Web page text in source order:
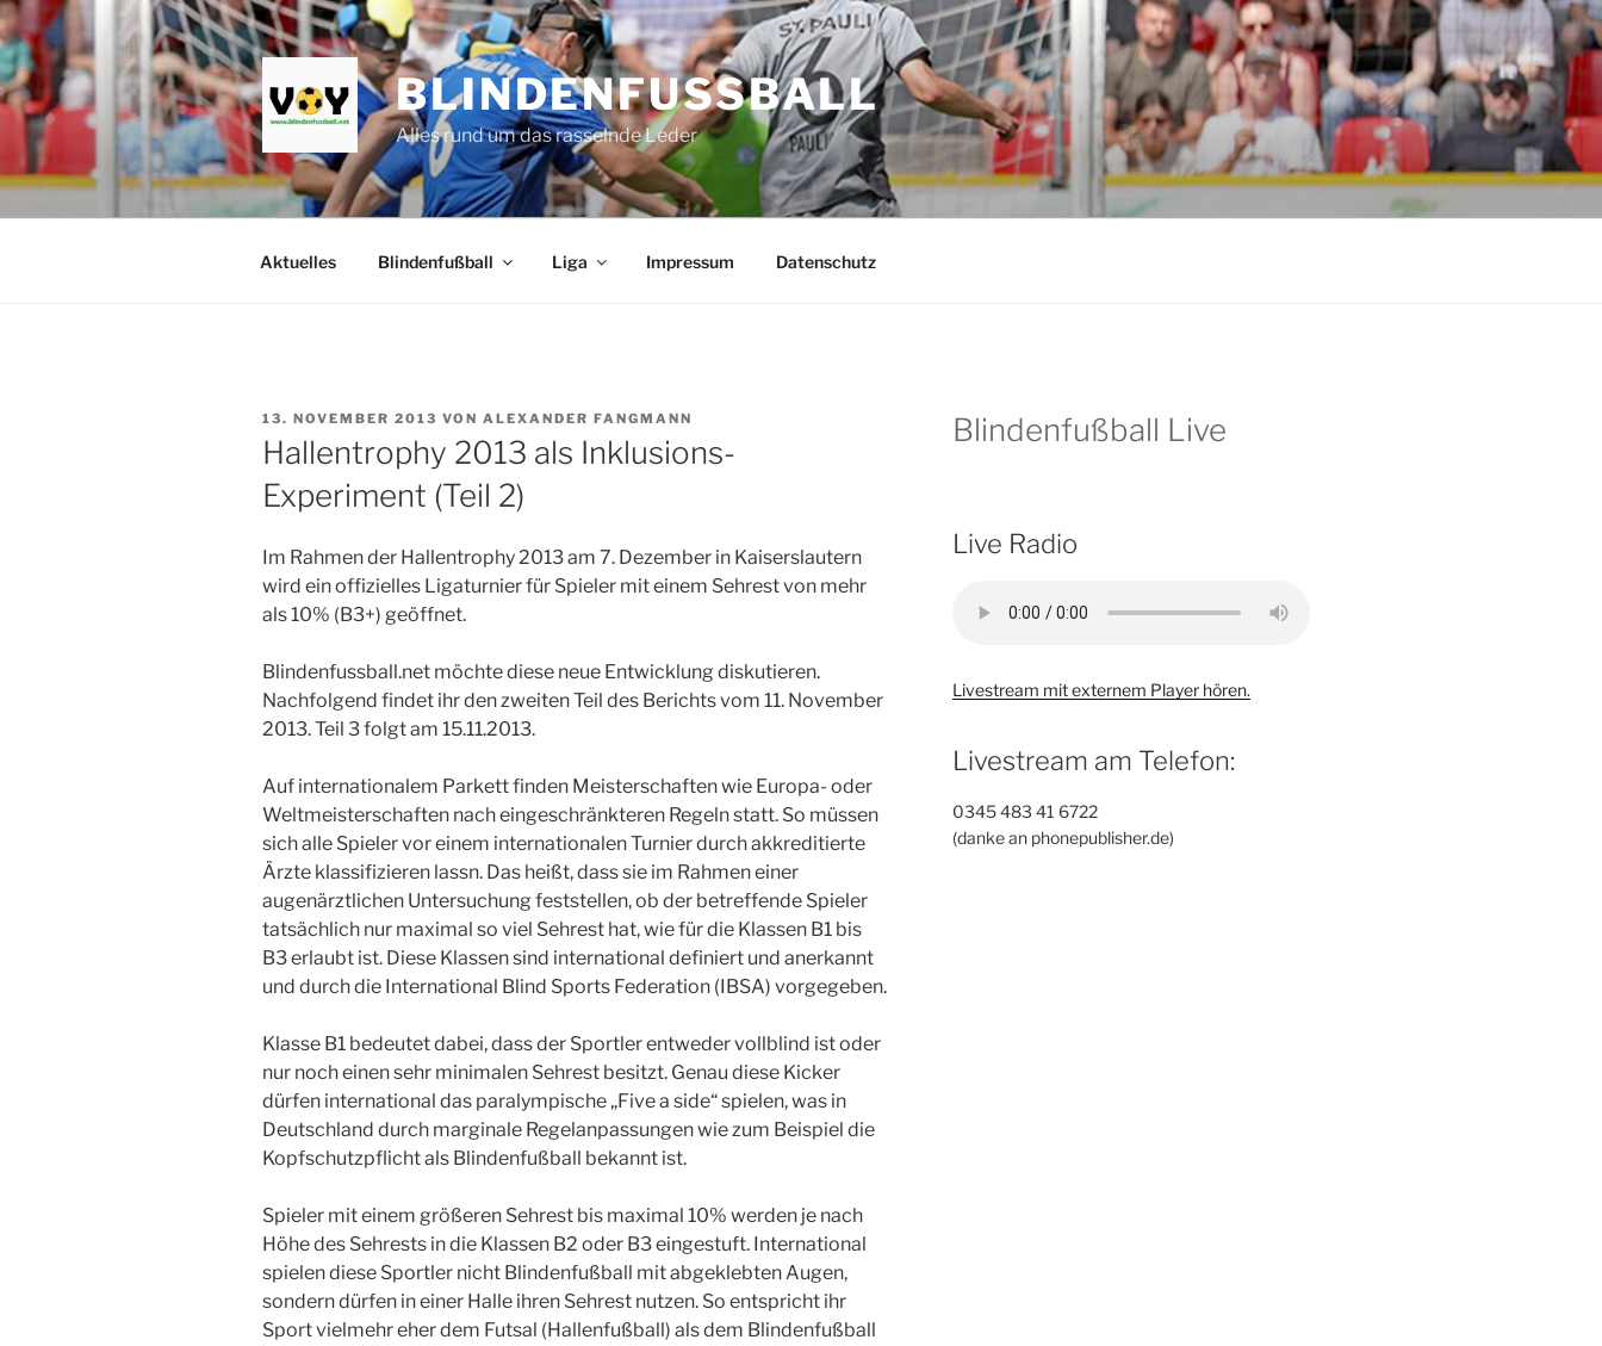
Zum
Inhalt
springen
BLINDENFUSSBALL
Alles rund um das rasselnde Leder
Aktuelles Blindenfußball Liga Impressum Datenschutz
VERÖFFENTLICHT
AM
13. NOVEMBER 2013 VON ALEXANDER FANGMANN
Hallentrophy 2013 als Inklusions-
Experiment (Teil 2)
Im Rahmen der Hallentrophy 2013 am 7. Dezember in Kaiserslautern
wird ein offizielles Ligaturnier für Spieler mit einem Sehrest von mehr
als 10% (B3+) geöffnet.
Blindenfussball.net möchte diese neue Entwicklung diskutieren.
Nachfolgend findet ihr den zweiten Teil des Berichts vom 11. November
2013. Teil 3 folgt am 15.11.2013.
Auf internationalem Parkett finden Meisterschaften wie Europa- oder
Weltmeisterschaften nach eingeschränkteren Regeln statt. So müssen
sich alle Spieler vor einem internationalen Turnier durch akkreditierte
Ärzte klassifizieren lassn. Das heißt, dass sie im Rahmen einer
augenärztlichen Untersuchung feststellen, ob der betreffende Spieler
tatsächlich nur maximal so viel Sehrest hat, wie für die Klassen B1 bis
B3 erlaubt ist. Diese Klassen sind international definiert und anerkannt
und durch die International Blind Sports Federation (IBSA) vorgegeben.
Klasse B1 bedeutet dabei, dass der Sportler entweder vollblind ist oder
nur noch einen sehr minimalen Sehrest besitzt. Genau diese Kicker
dürfen international das paralympische „Five a side“ spielen, was in
Deutschland durch marginale Regelanpassungen wie zum Beispiel die
Kopfschutzpflicht als Blindenfußball bekannt ist.
Spieler mit einem größeren Sehrest bis maximal 10% werden je nach
Höhe des Sehrests in die Klassen B2 oder B3 eingestuft. International
spielen diese Sportler nicht Blindenfußball mit abgeklebten Augen,
sondern dürfen in einer Halle ihren Sehrest nutzen. So entspricht ihr
Sport vielmehr eher dem Futsal (Hallenfußball) als dem Blindenfußball
Blindenfußball Live
Live Radio
Livestream mit externem Player hören.
Livestream am Telefon:
0345 483 41 6722
(danke an phonepublisher.de)